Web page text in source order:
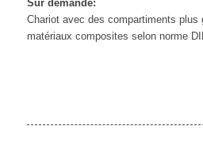
Sur demande:
Chariot avec des compartiments plus
matériaux composites selon norme